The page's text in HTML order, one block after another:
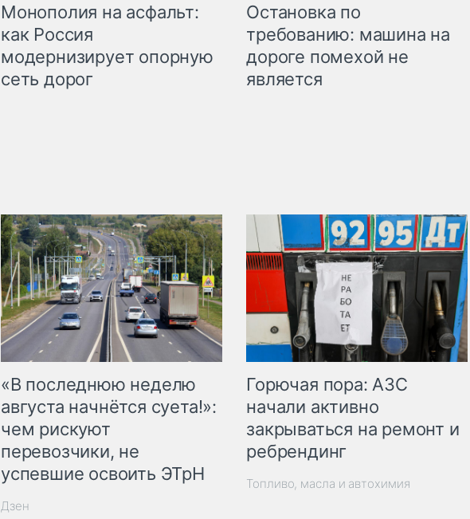
Монополия на асфальт:
как Россия
модернизирует опорную
сеть дорог
Остановка по
требованию: машина на
дороге помехой не
является
«В последнюю неделю
августа начнётся суета!»:
чем рискуют
перевозчики, не
успевшие освоить ЭТрН
Дзен
Горючая пора: АЗС
начали активно
закрываться на ремонт и
ребрендинг
Топливо, масла и автохимия